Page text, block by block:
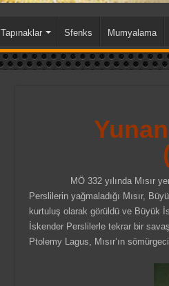
Tapınaklar Sfenks Mumyalama
MÖ 332 yılında Mısır
Perslilerin yağmaladığı Mısır,
kurtuluş olarak görüldü ve Büyük
İskender Perslilerle tekrar bir
Ptolemy Lagus, Mısır’ın